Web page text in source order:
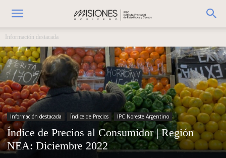
Información destacada
Información destacada Índice de Precios IPC Noreste Argentino
Índice de Precios al Consumidor | Región
NEA: Diciembre 2022